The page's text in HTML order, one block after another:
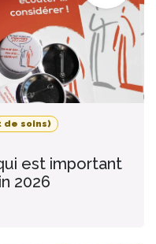
de soins)
est important
2026